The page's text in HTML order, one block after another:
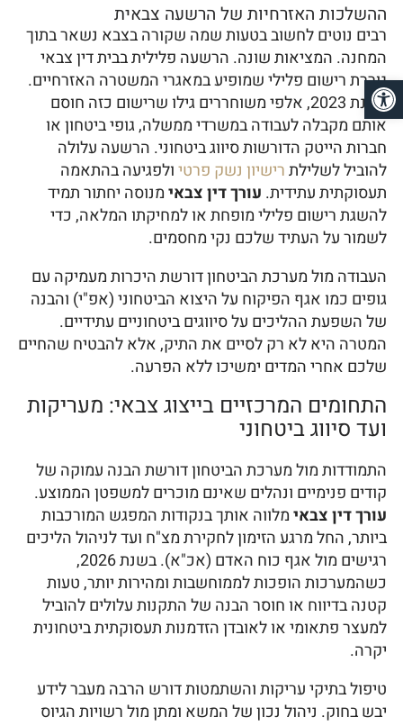
ההשלכות האזרחיות של הרשעה צבאית
רבים נוטים לחשוב בטעות שמה שקורה בצבא נשאר בתוך
המחנה. המציאות שונה. הרשעה פלילית בבית דין צבאי
גוררת רישום פלילי שמופיע במאגרי המשטרה האזרחיים.
בשנת 2023, אלפי משוחררים גילו שרישום כזה חוסם
אותם מקבלה לעבודה במשרדי ממשלה, גופי ביטחון או
חברות הייטק הדורשות סיווג ביטחוני. הרשעה עלולה
להוביל לשלילתרישיון נשק פרטיולפגיעה בהתאמה
תעסוקתית עתידית. עורך דין צבאימנוסה יחתור תמיד
להשגת רישום פלילי מופחת או למחיקתו המלאה, כדי
לשמור על העתיד שלכם נקי מחסמים.
העבודה מול מערכת הביטחון דורשת היכרות מעמיקה עם
גופים כמו אגף הפיקוח על היצוא הביטחוני (אפ"י) והבנה
של השפעת ההליכים על סיווגים ביטחוניים עתידיים.
המטרה היא לא רק לסיים את התיק, אלא להבטיח שהחיים
שלכם אחרי המדים ימשיכו ללא הפרעה.
התחומים המרכזיים בייצוג צבאי: מעריקות
ועד סיווג ביטחוני
התמודדות מול מערכת הביטחון דורשת הבנה עמוקה של
קודים פנימיים ונהלים שאינם מוכרים למשפטן הממוצע.
עורך דין צבאימלווה אותך בנקודות המפגש המורכבות
ביותר, החל מרגע הזימון לחקירת מצ"ח ועד לניהול הליכים
רגישים מול אגף כוח האדם (אכ"א). בשנת 2026,
כשהמערכות הופכות לממוחשבות ומהירות יותר, טעות
קטנה בדיווח או חוסר הבנה של התקנות עלולים להוביל
למעצר פתאומי או לאובדן הזדמנות תעסוקתית ביטחונית
יקרה.
טיפול בתיקי עריקות והשתמטות דורש הרבה מעבר לידע
יבש בחוק. ניהול נכון של המשא ומתן מול רשויות הגיוס
פתח סרגל נגישות